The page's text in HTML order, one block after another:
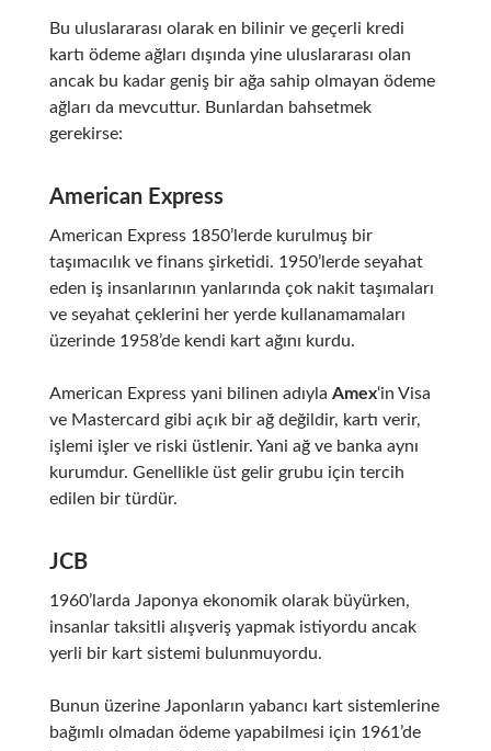
Bu uluslararası olarak en bilinir ve geçerli kredi
kartı ödeme ağları dışında yine uluslararası olan
ancak bu kadar geniş bir ağa sahip olmayan ödeme
ağları da mevcuttur. Bunlardan bahsetmek
gerekirse:
American Express
American Express1850’lerde kurulmuş bir
taşımacılık ve finans şirketidi. 1950’lerde seyahat
eden iş insanlarının yanlarında çok nakit taşımaları
ve seyahat çeklerini her yerde kullanamamaları
üzerinde 1958’de kendi kart ağını kurdu.
American Express yani bilinen adıyla Amex‘in Visa
ve Mastercard gibi açık bir ağ değildir, kartı verir,
işlemi işler ve riski üstlenir. Yani ağ ve banka aynı
kurumdur. Genellikle üst gelir grubu için tercih
edilen bir türdür.
JCB
1960’larda Japonya ekonomik olarak büyürken,
insanlar taksitli alışveriş yapmak istiyordu ancak
yerli bir kart sistemi bulunmuyordu.
Bunun üzerine Japonların yabancı kart sistemlerine
bağımlı olmadan ödeme yapabilmesi için 1961’de